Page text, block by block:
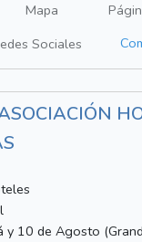
Mapa
Sociales
y 10 de Agosto